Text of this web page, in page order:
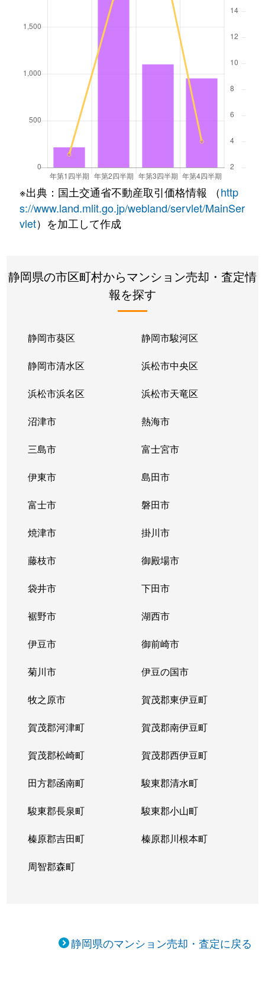
※出典：国土交通省不動産取引価格情報 （http
s://www.land.mlit.go.jp/webland/servlet/MainSer
vlet）を加工して作成
静岡県の市区町村からマンション売却・査定情
報を探す
静岡市葵区 静岡市駿河区
静岡市清水区 浜松市中央区
浜松市浜名区 浜松市天竜区
沼津市 熱海市
三島市 富士宮市
伊東市 島田市
富士市 磐田市
焼津市 掛川市
藤枝市 御殿場市
袋井市 下田市
裾野市 湖西市
伊豆市 御前崎市
菊川市 伊豆の国市
牧之原市 賀茂郡東伊豆町
賀茂郡河津町 賀茂郡南伊豆町
賀茂郡松崎町 賀茂郡西伊豆町
田方郡函南町 駿東郡清水町
駿東郡長泉町 駿東郡小山町
榛原郡吉田町 榛原郡川根本町
周智郡森町
静岡県のマンション売却・査定に戻る